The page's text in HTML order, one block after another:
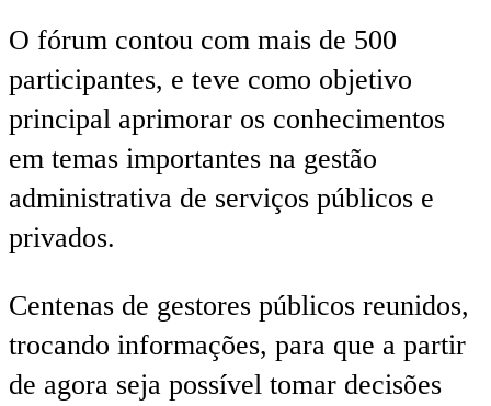
O fórum contou com mais de 500
participantes, e teve como objetivo
principal aprimorar os conhecimentos
em temas importantes na gestão
administrativa de serviços públicos e
privados.
Centenas de gestores públicos reunidos,
trocando informações, para que a partir
de agora seja possível tomar decisões